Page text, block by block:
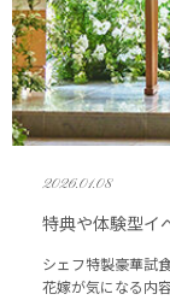
2026.01.08
特典や体験型イ
シェフ特製豪華試
花嫁が気になる内